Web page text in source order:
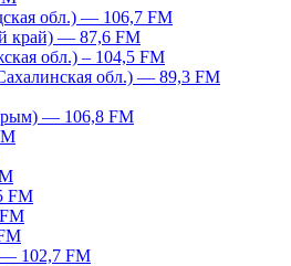
обл.) — 106,7 FM
край) — 87,6 FM
обл.) – 104,5 FM
обл.) — 89,3 FM
— 106,8 FM
FM
102,7 FM